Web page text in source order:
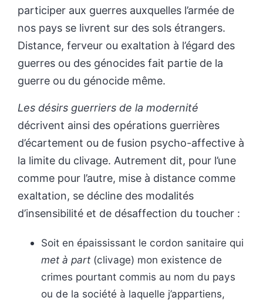
participer aux guerres auxquelles l’armée de
nos pays se livrent sur des sols étrangers.
Distance, ferveur ou exaltation à l’égard des
guerres ou des génocides fait partie de la
guerre ou du génocide même.
Les désirs guerriers de la modernité
décrivent ainsi des opérations guerrières
d’écartement ou de fusion psycho-affective à
la limite du clivage. Autrement dit, pour l’une
comme pour l’autre, mise à distance comme
exaltation, se décline des modalités
d’insensibilité et de désaffection du toucher :
Soit en épaississant le cordon sanitaire qui
met à part (clivage) mon existence de
crimes pourtant commis au nom du pays
ou de la société à laquelle j’appartiens,